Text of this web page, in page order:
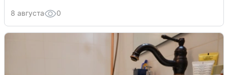
8 августа 0